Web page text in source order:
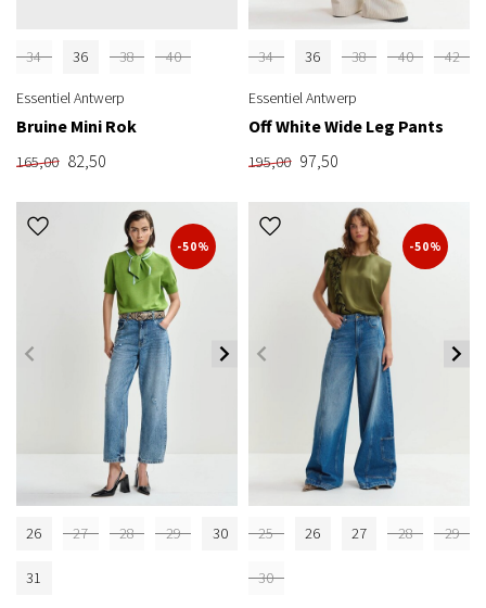
34 36 38 40
Essentiel Antwerp
Bruine Mini Rok
165,00 82,50
34 36 38 40 42
Essentiel Antwerp
Off White Wide Leg Pants
195,00 97,50
-50%
26 27 28 29 30
31
-50%
25 26 27 28 29
30